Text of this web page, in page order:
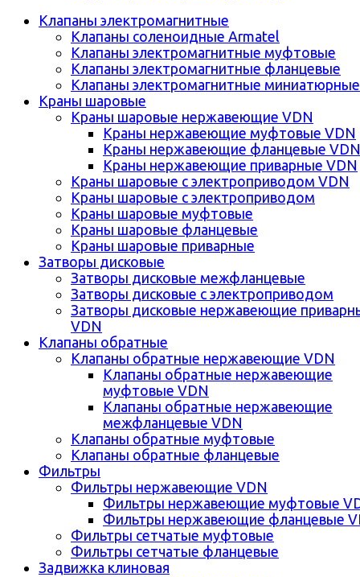
Клапаны электромагнитные
Клапаны соленоидные Armatel
Клапаны электромагнитные муфтовые
Клапаны электромагнитные фланцевые
Клапаны электромагнитные миниатюрные
Краны шаровые
Краны шаровые нержавеющие VDN
Краны нержавеющие муфтовые VDN
Краны нержавеющие фланцевые VDN
Краны нержавеющие приварные VDN
Краны шаровые с электроприводом VDN
Краны шаровые с электроприводом
Краны шаровые муфтовые
Краны шаровые фланцевые
Краны шаровые приварные
Затворы дисковые
Затворы дисковые межфланцевые
Затворы дисковые с электроприводом
Затворы дисковые нержавеющие
VDN
Клапаны обратные
Клапаны обратные нержавеющие VDN
Клапаны обратные нержавеющие
муфтовые VDN
Клапаны обратные нержавеющие
межфланцевые VDN
Клапаны обратные муфтовые
Клапаны обратные фланцевые
Фильтры
Фильтры нержавеющие VDN
Фильтры нержавеющие муфтовые
Фильтры нержавеющие фланцевые
Фильтры сетчатые муфтовые
Фильтры сетчатые фланцевые
Задвижка клиновая